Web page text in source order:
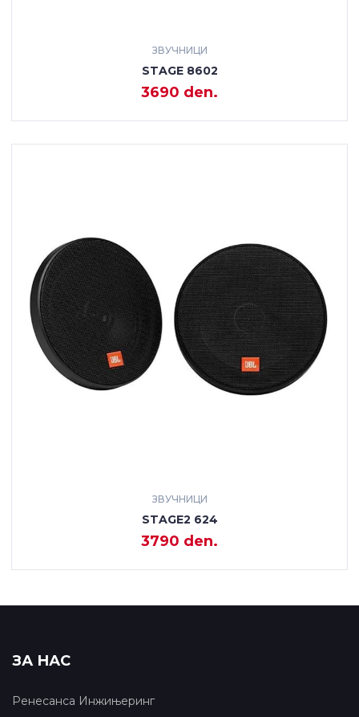
ЗВУЧНИЦИ
STAGE 8602
3690 den.
ЗВУЧНИЦИ
STAGE2 624
3790 den.
ЗА НАС
Ренесанса Инжињеринг